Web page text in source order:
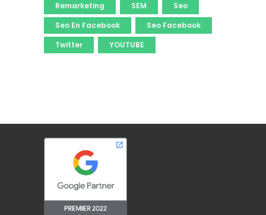
Remarketing
SEM
Seo
Seo En Facebook
Seo Facebook
Twitter
YOUTUBE